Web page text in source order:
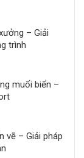
– Giải
trình
muối biển –
vẽ – Giải pháp